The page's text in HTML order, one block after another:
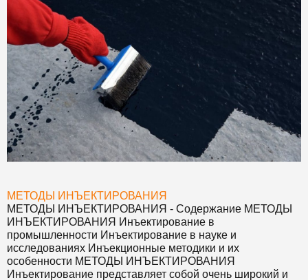
МЕТОДЫ ИНЪЕКТИРОВАНИЯ
МЕТОДЫ ИНЪЕКТИРОВАНИЯ - Содержание МЕТОДЫ
ИНЪЕКТИРОВАНИЯ Инъектирование в
промышленности Инъектирование в науке и
исследованиях Инъекционные методики и их
особенности МЕТОДЫ ИНЪЕКТИРОВАНИЯ
Инъектирование представляет собой очень широкий и